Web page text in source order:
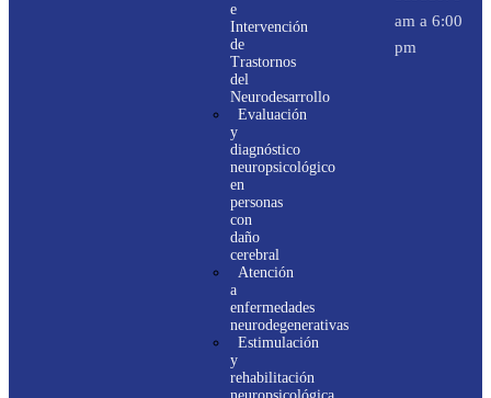
e
Intervención
de
Trastornos
del
Neurodesarrollo
Evaluación
y
diagnóstico
neuropsicológico
en
personas
con
daño
cerebral
Atención
a
enfermedades
neurodegenerativas
Estimulación
y
rehabilitación
am a 6:00
pm